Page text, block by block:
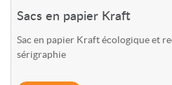
Sacs en papier Kraft
Sac en papier Kraft écologique et
sérigraphie